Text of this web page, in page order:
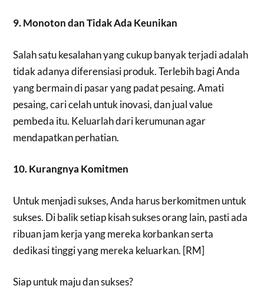
9. Monoton dan Tidak Ada Keunikan
Salah satu kesalahan yang cukup banyak terjadi adalah
tidak adanya diferensiasi produk. Terlebih bagi Anda
yang bermain di pasar yang padat pesaing. Amati
pesaing, cari celah untuk inovasi, dan jual value
pembeda itu. Keluarlah dari kerumunan agar
mendapatkan perhatian.
10. Kurangnya Komitmen
Untuk menjadi sukses, Anda harus berkomitmen untuk
sukses. Di balik setiap kisah sukses orang lain, pasti ada
ribuan jam kerja yang mereka korbankan serta
dedikasi tinggi yang mereka keluarkan. [RM]
Siap untuk maju dan sukses?